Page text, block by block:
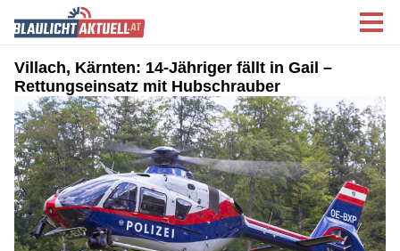
Villach, Kärnten: 14-Jähriger fällt in Gail –
Rettungseinsatz mit Hubschrauber